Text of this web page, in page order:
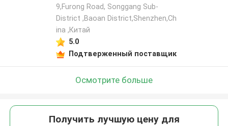
9,Furong Road, Songgang Sub-
District ,Baoan District,Shenzhen,Ch
ina ,Китай
5.0
Подтверженный поставщик
Осмотрите больше
Получить лучшую цену для